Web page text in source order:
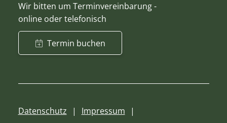
Wir bitten um Terminvereinbarung -
online oder telefonisch
Termin buchen
Datenschutz
Impressum